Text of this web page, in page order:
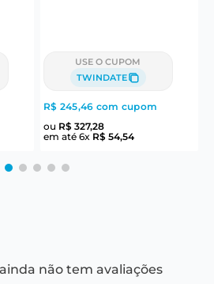
USE O CUPOM
TWINDATE
R$ 245,46 com cupom
ou R$ 327,28
em até 6x R$ 54,54
não tem avaliações